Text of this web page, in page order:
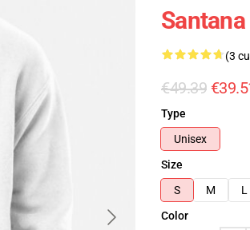
(3
€49.39
Type
Unisex
Size
S
M L
Color